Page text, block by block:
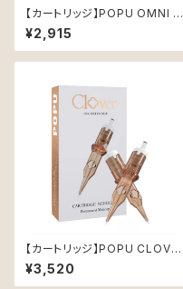
【カートリッジ】POPU OMNI V
2 1201RL (0.35mm)
¥2,915
【カートリッジ】POPU CLOVER
0801RL (0.25mm)
¥3,520